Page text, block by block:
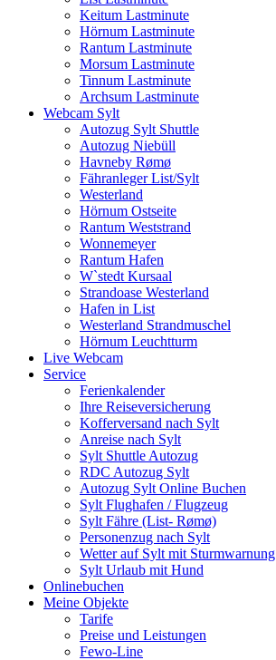
Keitum Lastminute
Hörnum Lastminute
Rantum Lastminute
Morsum Lastminute
Tinnum Lastminute
Archsum Lastminute
Webcam Sylt
Autozug Sylt Shuttle
Autozug Niebüll
Havneby Rømø
Fähranleger List/Sylt
Westerland
Hörnum Ostseite
Rantum Weststrand
Wonnemeyer
Rantum Hafen
W`stedt Kursaal
Strandoase Westerland
Hafen in List
Westerland Strandmuschel
Hörnum Leuchtturm
Live Webcam
Service
Ferienkalender
Ihre Reiseversicherung
Kofferversand nach Sylt
Anreise nach Sylt
Sylt Shuttle Autozug
RDC Autozug Sylt
Autozug Sylt Online Buchen
Sylt Flughafen / Flugzeug
Sylt Fähre (List- Rømø)
Personenzug nach Sylt
Wetter auf Sylt mit Sturmwarnung
Sylt Urlaub mit Hund
Onlinebuchen
Meine Objekte
Tarife
Preise und Leistungen
Fewo-Line